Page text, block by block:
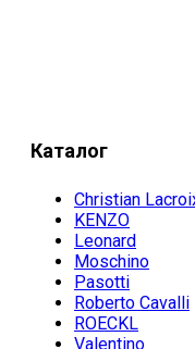
Каталог
Christian
KENZO
Leonard
Moschino
Pasotti
Roberto Cavalli
ROECKL
Valentino